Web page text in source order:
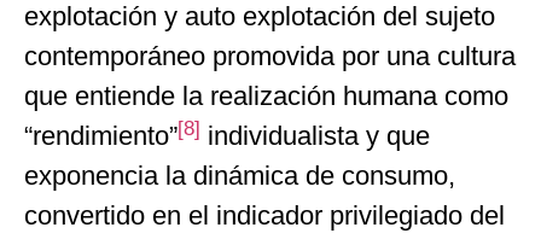
explotación y auto explotación del sujeto
contemporáneo promovida por una cultura
que entiende la realización humana como
“rendimiento”[8] individualista y que
exponencia la dinámica de consumo,
convertido en el indicador privilegiado del